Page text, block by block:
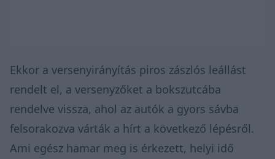
Ekkor a versenyirányítás piros zászlós leállást
rendelt el, a versenyzőket a bokszutcába
rendelve vissza, ahol az autók a gyors sávba
felsorakozva várták a hírt a következő lépésről.
Ami egész hamar meg is érkezett, helyi idő